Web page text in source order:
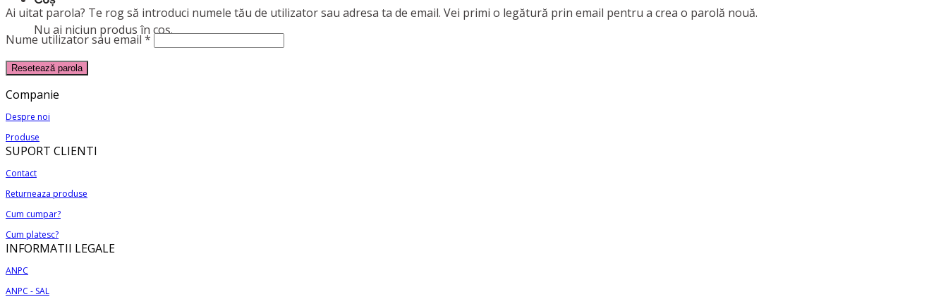
Nu ai niciun produs în coș.
Ai uitat parola? Te rog să introduci numele tău de utilizator sau adresa ta de email. Vei primi o legătură prin email pentru a crea o parolă nouă.
Nume utilizator sau email * Obligatoriu
Resetează parola
Companie
Despre noi
Produse
SUPORT CLIENTI
Contact
Returneaza produse
Cum cumpar?
Cum platesc?
INFORMATII LEGALE
ANPC
ANPC - SAL